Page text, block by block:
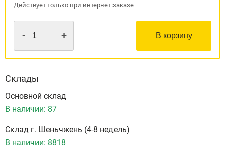
- + В корзину
Действует только при интернет заказе
Склады
Основной склад
В наличии: 87
Склад г. Шеньчжень (4-8 недель)
В наличии: 8818